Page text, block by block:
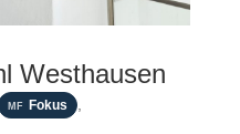
Westhausen
Fokus ,